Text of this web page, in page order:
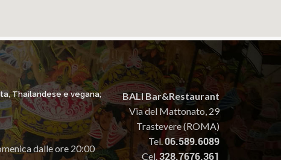
Thailandese e vegana;
dalle ore 20:00
BALI Bar&Restaurant
Via del Mattonato, 29
Trastevere (ROMA)
Tel.06.589.6089
Cel.328.7676.361